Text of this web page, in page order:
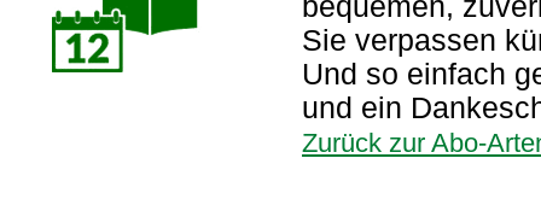
Sie verpassen
Und so einfach
und ein
Zurück zur Abo-